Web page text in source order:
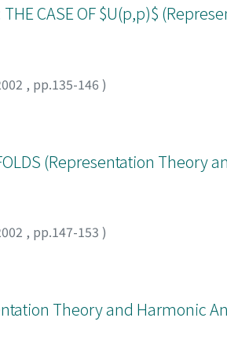
THE CASE OF $U(p,p)$
, pp.135-146 )
(Representation Theory
, pp.147-153 )
Theory and Harmonic